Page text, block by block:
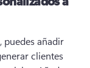
, puedes añadir
clientes